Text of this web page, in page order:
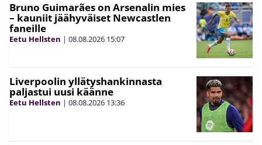
Bruno Guimarães on Arsenalin mies
– kauniit jäähyväiset Newcastlen
faneille
Eetu Hellsten | 08.08.2026 15:07
Liverpoolin yllätyshankinnasta
paljastui uusi käänne
Eetu Hellsten | 08.08.2026 13:36